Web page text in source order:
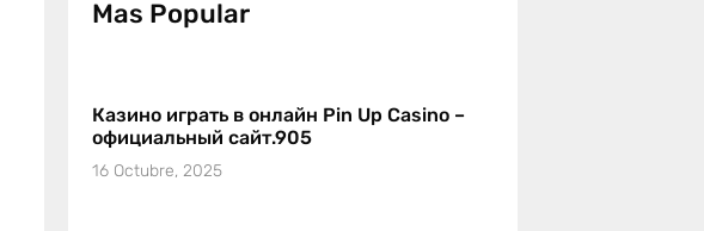
Mas Popular
Казино играть в онлайн Pin Up Casino –
официальный сайт.905
16 Octubre, 2025